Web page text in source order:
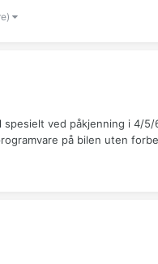
ved påkjenning i
på bilen uten